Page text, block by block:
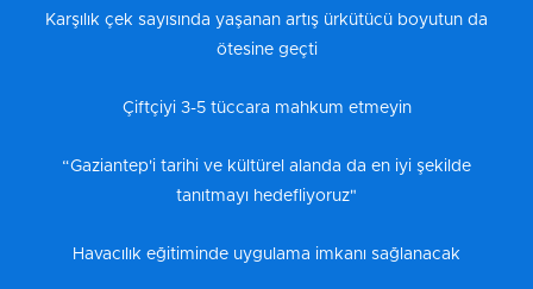
Karşılık çek sayısında yaşanan artış ürkütücü boyutun da
ötesine geçti
Çiftçiyi 3-5 tüccara mahkum etmeyin
“Gaziantep'i tarihi ve kültürel alanda da en iyi şekilde
tanıtmayı hedefliyoruz"
Havacılık eğitiminde uygulama imkanı sağlanacak